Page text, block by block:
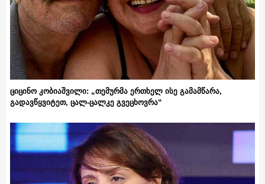
ციცინო კობიაშვილი: „თემურმა ერთხელ ისე გამამწარა,
გადავწყვიტეთ, ცალ-ცალკე გვეცხოვრა“